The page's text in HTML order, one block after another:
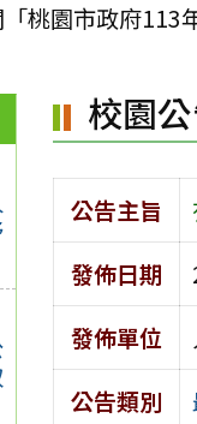
桃園市政府113
校園
公告主旨
發佈日期
發佈單位
公告類別